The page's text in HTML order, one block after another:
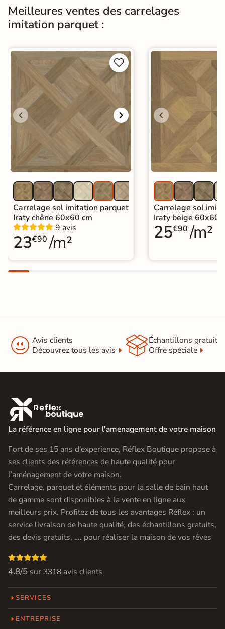
Normes Certification CE
Origine Espagne
Catégories
Carrelage imitation parquet intérieur
| Carrelage marron
Carrelage intérieur / extérieur
identique
Carrelage sol cuisine |
Carrelage salon moderne
Carrelage Chambre
Carrelage WC
Meilleures ventes des carrelages
imitation parquet :


Carrelage sol imitation parquet
Iraty chêne 60x60 cm
9 avis
23€90 /m²
Carrelage sol
Iraty beige 60x60
25€90 /m²
 Avis clients
Découvrez tous les avis
Échantillons gratuit
Offre spéciale

La référence en ligne pour l'amenagement de votre maison
Fort de ses 15 ans d’experience, Réflex Boutique propose à
ses clients des références de haute qualité pour
l’aménagement de votre maison.
Carrelage, parquet et éléments pour la salle de bain haut
de gamme sont disponibles à la vente en ligne aux
meilleurs prix. Profitez de tous les avantages Réflex : un
service livraison de haute qualité, des échantillons gratuits,
des devis gratuits, …. pour réaliser la maison de vos rêves

4.8/5 sur 3318 avis clients
SERVICES
ENTREPRISE